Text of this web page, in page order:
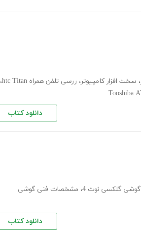
، سخت افزار کامپیوتر، ررسی تلفن همراه htc Titan
،
دانلود کتاب
گوشی گلکسی نوت 4 ، مشخصات فنی گوشی
دانلود کتاب